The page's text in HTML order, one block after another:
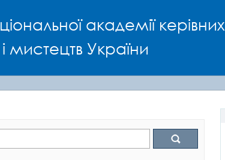
академії керівних
мистецтв України